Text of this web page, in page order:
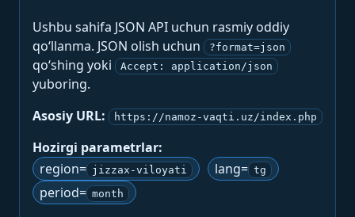
Ushbu sahifa JSON API uchun rasmiy oddiy
qo‘llanma. JSON olish uchun
?format=json
qo‘shing yoki Accept: application/json
yuboring.
Asosiy URL:
https://namoz-vaqti.uz/index.php
Hozirgi parametrlar:
region= jizzax-viloyati lang= tg
period= month